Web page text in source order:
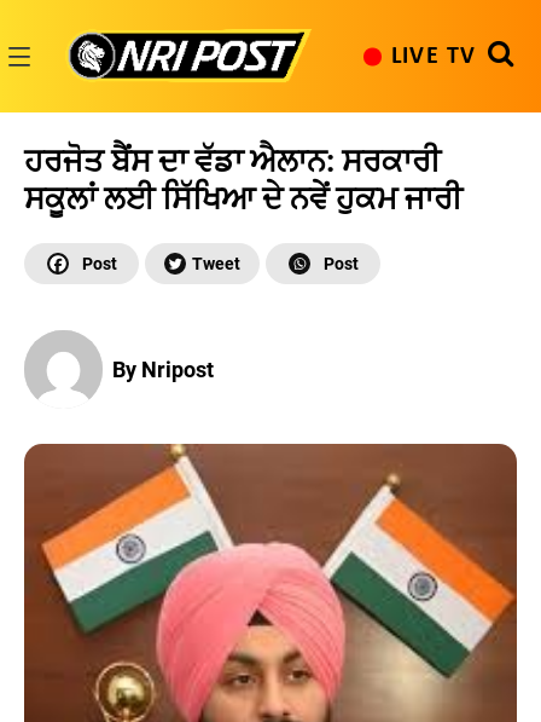
content
LIVE TV
ਹਰਜੋਤ ਬੈਂਸ ਦਾ ਵੱਡਾ ਐਲਾਨ: ਸਰਕਾਰੀ
ਸਕੂਲਾਂ ਲਈ ਸਿੱਖਿਆ ਦੇ ਨਵੇਂ ਹੁਕਮ ਜਾਰੀ
By Nripost